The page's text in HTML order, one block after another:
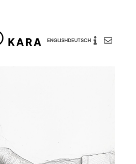
ENGLISHDEUTSCH